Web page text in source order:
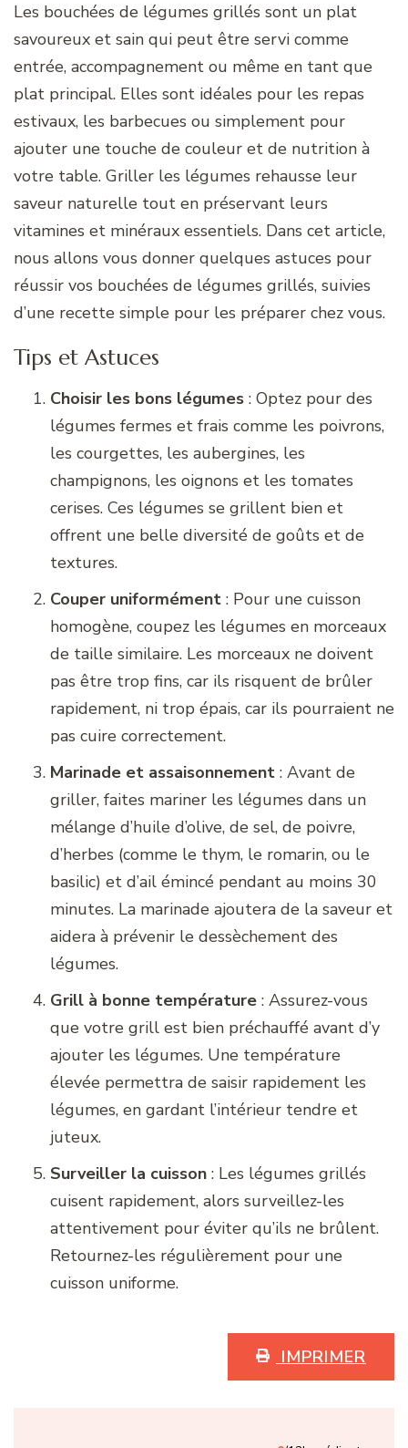
Les bouchées de légumes grillés sont un plat
savoureux et sain qui peut être servi comme
entrée, accompagnement ou même en tant que
plat principal. Elles sont idéales pour les repas
estivaux, les barbecues ou simplement pour
ajouter une touche de couleur et de nutrition à
votre table. Griller les légumes rehausse leur
saveur naturelle tout en préservant leurs
vitamines et minéraux essentiels. Dans cet article,
nous allons vous donner quelques astuces pour
réussir vos bouchées de légumes grillés, suivies
d’une recette simple pour les préparer chez vous.
Tips et Astuces
Choisir les bons légumes : Optez pour des
légumes fermes et frais comme les poivrons,
les courgettes, les aubergines, les
champignons, les oignons et les tomates
cerises. Ces légumes se grillent bien et
offrent une belle diversité de goûts et de
textures.
Couper uniformément : Pour une cuisson
homogène, coupez les légumes en morceaux
de taille similaire. Les morceaux ne doivent
pas être trop fins, car ils risquent de brûler
rapidement, ni trop épais, car ils pourraient ne
pas cuire correctement.
Marinade et assaisonnement : Avant de
griller, faites mariner les légumes dans un
mélange d’huile d’olive, de sel, de poivre,
d’herbes (comme le thym, le romarin, ou le
basilic) et d’ail émincé pendant au moins 30
minutes. La marinade ajoutera de la saveur et
aidera à prévenir le dessèchement des
légumes.
Grill à bonne température : Assurez-vous
que votre grill est bien préchauffé avant d’y
ajouter les légumes. Une température
élevée permettra de saisir rapidement les
légumes, en gardant l’intérieur tendre et
juteux.
Surveiller la cuisson : Les légumes grillés
cuisent rapidement, alors surveillez-les
attentivement pour éviter qu’ils ne brûlent.
Retournez-les régulièrement pour une
cuisson uniforme.
IMPRIMER